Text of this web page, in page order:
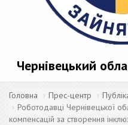
Чернівецький
Головна Прес-центр
Роботодавці Чернівецької
компенсацій за створення